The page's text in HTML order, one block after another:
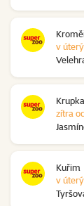
v úterý
Krupka
zítra
Kuřim
v úterý